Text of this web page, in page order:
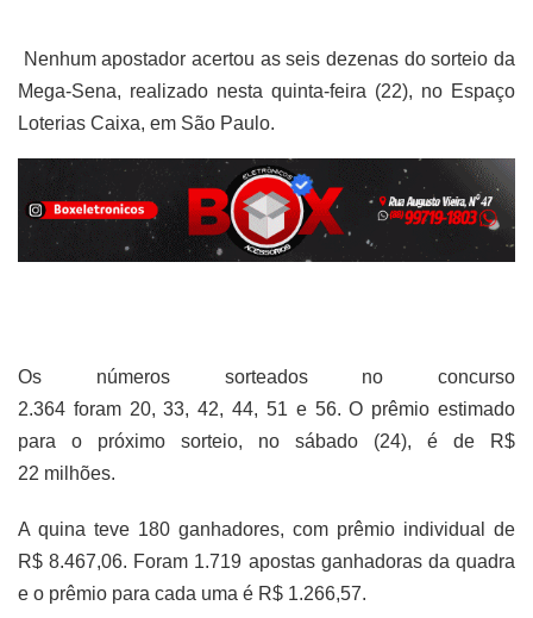
Nenhum apostador acertou as seis dezenas do sorteio da
Mega-Sena, realizado nesta quinta-feira (22), no Espaço
Loterias Caixa, em São Paulo.
Os números sorteados no concurso
2.364 foram 20, 33, 42, 44, 51 e 56. O prêmio estimado
para o próximo sorteio, no sábado (24), é de R$
22 milhões.
A quina teve 180 ganhadores, com prêmio individual de
R$ 8.467,06. Foram 1.719 apostas ganhadoras da quadra
e o prêmio para cada uma é R$ 1.266,57.